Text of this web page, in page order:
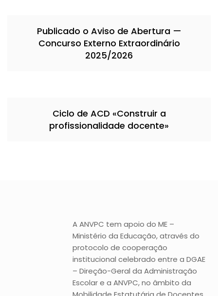
Publicado o Aviso de Abertura —
Concurso Externo Extraordinário
2025/2026
Ciclo de ACD «Construir a
profissionalidade docente»
A ANVPC tem apoio do ME –
Ministério da Educação, através do
protocolo de cooperação
institucional celebrado entre a DGAE
– Direção-Geral da Administração
Escolar e a ANVPC, no âmbito da